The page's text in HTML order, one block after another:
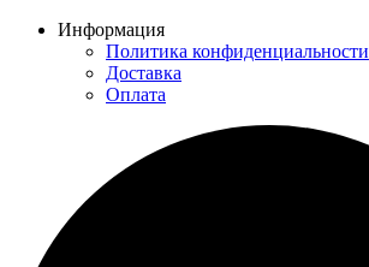
Информация
Политика конфиденциальности
Доставка
Оплата